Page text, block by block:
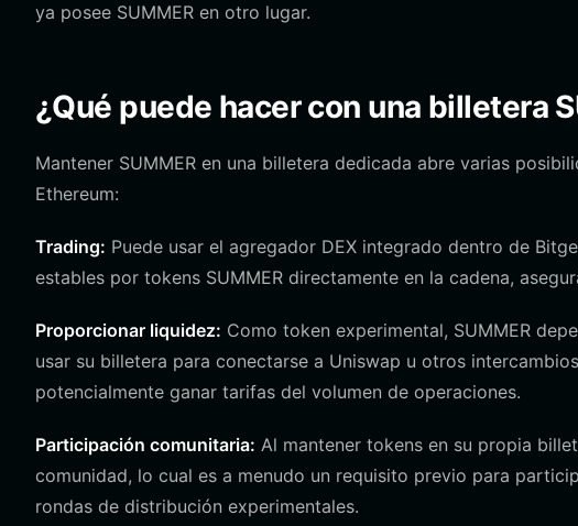
ya posee SUMMER en otro lugar.
¿Qué puede hacer con una billetera
Mantener SUMMER en una billetera dedicada abre varias
Ethereum:
Trading: Puede usar el agregador DEX integrado dentro de
estables por tokens SUMMER directamente en la cadena,
Proporcionar liquidez: Como token experimental, SUMMER
usar su billetera para conectarse a Uniswap u otros
potencialmente ganar tarifas del volumen de operaciones.
Participación comunitaria: Al mantener tokens en su propia
comunidad, lo cual es a menudo un requisito previo para
rondas de distribución experimentales.